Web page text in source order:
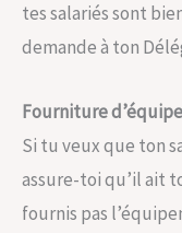
tes salariés sont
demande à ton
Fourniture
Si tu veux que ton
assure-toi qu’il ait
fournis pas